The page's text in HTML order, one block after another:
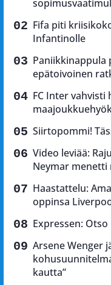
Fifa piti
Infantinolle
Paniikkinappula
epätoivoinen
FC Inter
Siirtopommi!
Video leviää:
Neymar
Haastattelu:
oppinsa
Expressen:
Arsene Wenger
kautta”